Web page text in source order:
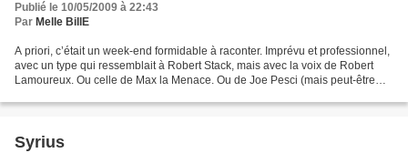
Publié le 10/05/2009 à 22:43
Par Melle BillE
A priori, c’était un week-end formidable à raconter. Imprévu et professionnel,
avec un type qui ressemblait à Robert Stack, mais avec la voix de Robert
Lamoureux. Ou celle de Max la Menace. Ou de Joe Pesci (mais peut-être
Syrius